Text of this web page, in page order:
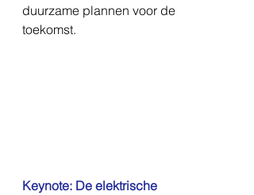
duurzame plannen voor de
toekomst.
Keynote: De elektrische